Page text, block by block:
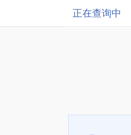
正在查询中